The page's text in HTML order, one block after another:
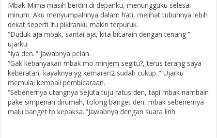
Mbak Mirna masih berdiri di depanku, menungguku selesai
minum. Aku menyumpahinya dalam hati, melihat tubuhnya lebih
dekat seperti itu pikiranku makin terpuruk.
“Duduk aja mbak, santai aja, kita bicarain dengan tenang ”
ujarku.
“Iya den..” Jawabnya pelan.
“Gak kebanyakan mbak mo minjem segitu?, terus terang saya
keberatan, kayaknya yg kemaren2 sudah cukup..” Ujarku
memulai kembali pembicaraan.
“Sebenernya utangnya sejuta tuju ratus den, tapi mbak nambain
pake simpenan dirumah, tolong banget den, mbak sebenernya
malu banget tp kepaksa..”Jawabnya dengan suara lirih.